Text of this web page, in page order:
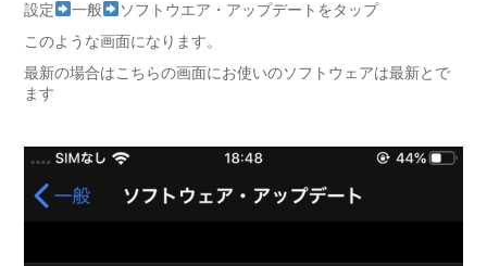
設定 一般
ソフトウエア・アップデートをタップ
このような画面になります。
最新の場合はこちらの画面にお使いのソフトウェアは最新とで
ます